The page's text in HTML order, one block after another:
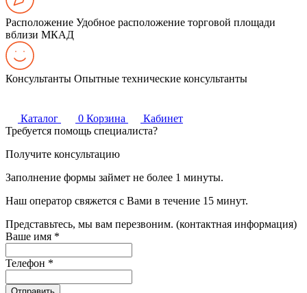
Расположение Удобное расположение торговой площади
вблизи МКАД
Консультанты Опытные технические консультанты
Каталог 0 Корзина
Кабинет
Требуется помощь специалиста?
Получите консультацию
Заполнение формы займет не более 1 минуты.
Наш оператор свяжется с Вами в течение 15 минут.
Представьтесь, мы вам перезвоним. (контактная информация)
Ваше имя *
Телефон *